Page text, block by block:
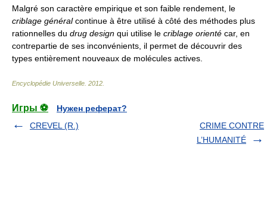
Malgré son caractère empirique et son faible rendement, le
criblage généralcontinue à être utilisé à côté des méthodes plus
rationnelles du drug design qui utilise le criblage orienté car, en
contrepartie de ses inconvénients, il permet de découvrir des
types entièrement nouveaux de molécules actives.
Encyclopédie Universelle 2012
Игры ⚽
Нужен реферат?
CREVEL (R.)
CRIME CONTRE
L’HUMANITÉ